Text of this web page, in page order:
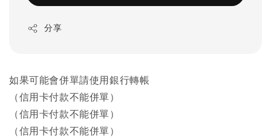
分享
如果可能會併單請使用銀行轉帳
（信用卡付款不能併單）
（信用卡付款不能併單）
（信用卡付款不能併單）